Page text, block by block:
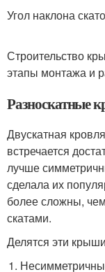
Угол наклона
Строительство
этапы монтажа и
Разноскатные
Двускатная
встречается
лучше
сделала их
более сложны,
скатами.
Делятся эти